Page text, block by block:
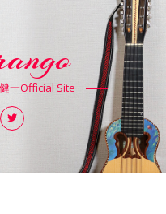
一Official Site